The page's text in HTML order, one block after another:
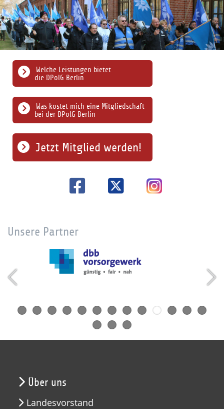
Was kostet mich eine Mitgliedschaft
bei der DPolG Berlin
Welche Leistungen bietet
die DPolG Berlin
Jetzt Mitglied werden!
Unsere Partner
Über uns
Landesvorstand